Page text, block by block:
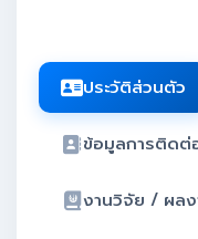
ประวัติส่วนตัว
ข้อมูลการติดต่
งานวิจัย / ผลง